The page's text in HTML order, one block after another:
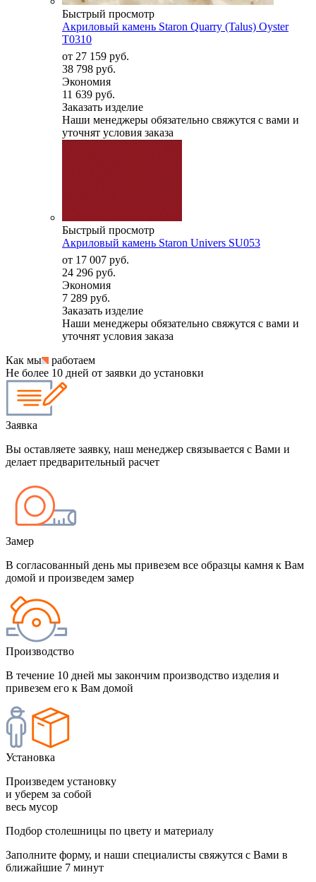
Быстрый просмотр
Акриловый камень Staron Quarry (Talus) Oyster
T0310
от 27 159 руб.
38 798 руб.
Экономия
11 639 руб.
Заказать изделие
Наши менеджеры обязательно свяжутся с вами и
уточнят условия заказа
Быстрый просмотр
Акриловый камень Staron Univers SU053
от 17 007 руб.
24 296 руб.
Экономия
7 289 руб.
Заказать изделие
Наши менеджеры обязательно свяжутся с вами и
уточнят условия заказа
Как мы
работаем
Не более 10 дней от заявки до установки
Заявка
Вы оставляете заявку, наш менеджер связывается с Вами и
делает предварительный расчет
Замер
В согласованный день мы привезем все образцы камня к Вам
домой и произведем замер
Производство
В течение 10 дней мы закончим производство изделия и
привезем его к Вам домой
Установка
Произведем установку
и уберем за собой
весь мусор
Подбор столешницы по цвету и материалу
Заполните форму, и наши специалисты свяжутся с Вами в
ближайшие 7 минут